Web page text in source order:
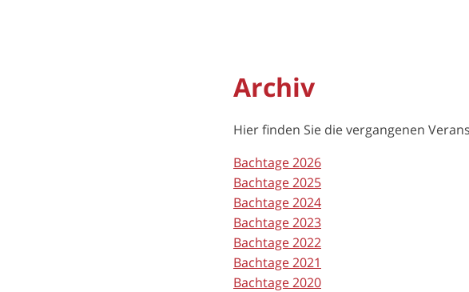
Archiv
Hier finden Sie die vergangenen
Bachtage 2026
Bachtage 2025
Bachtage 2024
Bachtage 2023
Bachtage 2022
Bachtage 2021
Bachtage 2020